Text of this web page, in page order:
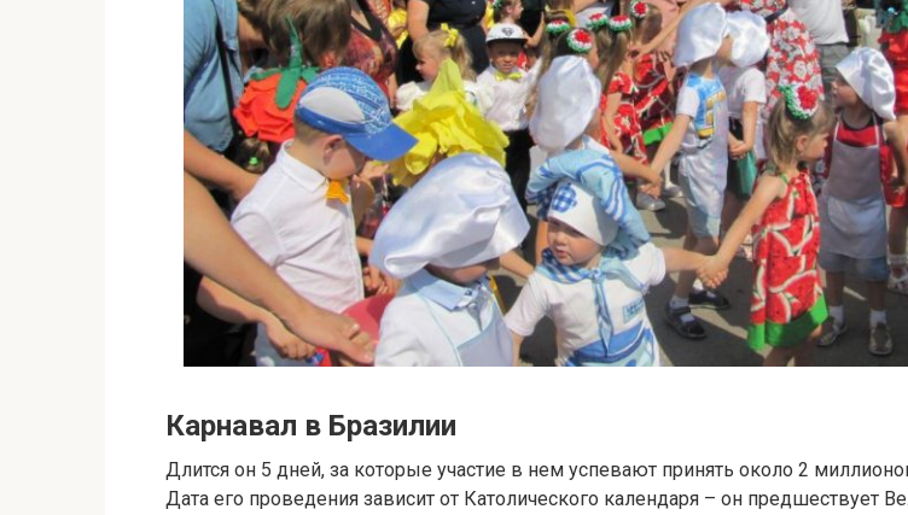
Карнавал в Бразилии
Длится он 5 дней, за которые участие в нем успевают принять около 2
Дата его проведения зависит от Католического календаря – он предшествует